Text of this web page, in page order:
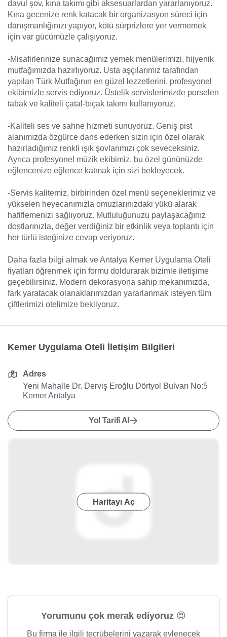
davul şov, kına takımı gibi aksesuarlardan yararlanıyoruz.
Kına gecenize renk katacak bir organizasyon süreci için
danışmanlığınızı yapıyor, kötü sürprizlere yer vermemek
için var gücümüzle çalışıyoruz.
-Misafirlerinize sunacağımız yemek menülerimizi, hijyenik
mutfağımızda hazırlıyoruz. Usta aşçılarımız tarafından
yapılan Türk Mutfağının en güzel lezzetlerini, profesyonel
ekibimizle servis ediyoruz. Üstelik servislerimizde porselen
tabak ve kaliteli çatal-bıçak takımı kullanıyoruz.
-Kaliteli ses ve sahne hizmeti sunuyoruz. Geniş pist
alanımızda özgürce dans ederken sizin için özel olarak
hazırladığımız renkli ışık şovlarımızı çok seveceksiniz.
Ayrıca profesyonel müzik ekibimiz, bu özel gününüzde
eğlencenize eğlence katmak için sizi bekleyecek.
-Servis kalitemiz, birbirinden özel menü seçeneklerimiz ve
yükselen heyecanımızla omuzlarınızdaki yükü alarak
hafiflemenizi sağlıyoruz. Mutluluğunuzu paylaşacağınız
dostlarınızla, değer verdiğiniz bir etkinlik veya toplantı için
her türlü isteğinize cevap veriyoruz.
Daha fazla bilgi almak ve Antalya Kemer Uygulama Oteli
fiyatları öğrenmek için formu doldurarak bizimle iletişime
geçebilirsiniz. Modern dekorasyona sahip mekanımızda,
fark yaratacak olanaklarımızdan yararlanmak isteyen tüm
çiftlerimizi otelimize bekliyoruz.
Kemer Uygulama Oteli İletişim Bilgileri
Adres
Yeni Mahalle Dr. Derviş Eroğlu Dörtyol Bulvarı No:5
Kemer Antalya
Yol Tarifi Al
Haritayı Aç
Yorumunu çok merak ediyoruz 😍
Bu firma ile ilgili tecrübelerini yazarak evlenecek